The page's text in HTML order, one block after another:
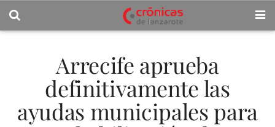
Arrecife aprueba
definitivamente las
ayudas municipales para